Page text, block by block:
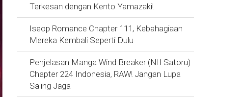
Terkesan dengan Kento Yamazaki!
Iseop Romance Chapter 111, Kebahagiaan
Mereka Kembali Seperti Dulu
Penjelasan Manga Wind Breaker (NII Satoru)
Chapter 224 Indonesia, RAW! Jangan Lupa
Saling Jaga